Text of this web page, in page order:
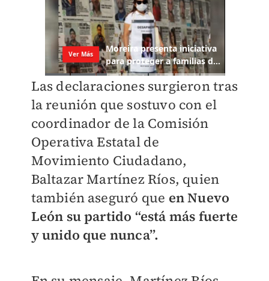
Las declaraciones surgieron tras
la reunión que sostuvo con el
coordinador de la Comisión
Operativa Estatal de
Movimiento Ciudadano,
Baltazar Martínez Ríos, quien
también aseguró que en Nuevo
León su partido “está más fuerte
y unido que nunca”.